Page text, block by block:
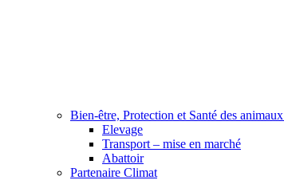
Bien-être, Protection et Santé des animaux
Elevage
Transport – mise en marché
Abattoir
Partenaire Climat